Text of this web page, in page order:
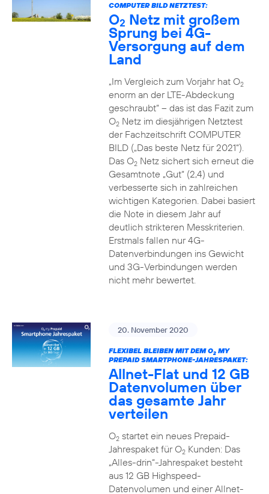
COMPUTER BILD NETZTEST:
O2 Netz mit großem
Sprung bei 4G-
Versorgung auf dem
Land
„Im Vergleich zum Vorjahr hat O2
enorm an der LTE-Abdeckung
geschraubt“ – das ist das Fazit zum
O2Netz im diesjährigen Netztest
der Fachzeitschrift COMPUTER
BILD („Das beste Netz für 2021“).
Das O2Netz sichert sich erneut die
Gesamtnote „Gut“ (2,4) und
verbesserte sich in zahlreichen
wichtigen Kategorien. Dabei basiert
die Note in diesem Jahr auf
deutlich strikteren Messkriterien.
Erstmals fallen nur 4G-
Datenverbindungen ins Gewicht
und 3G-Verbindungen werden
nicht mehr bewertet.
20. November 2020
FLEXIBEL BLEIBEN MIT DEM O2MY
PREPAID SMARTPHONE-JAHRESPAKET:
Allnet-Flat und 12 GB
Datenvolumen über
das gesamte Jahr
verteilen
O2startet ein neues Prepaid-
Jahrespaket für O2Kunden: Das
„Alles-drin“-Jahrespaket besteht
aus 12 GB Highspeed-
Datenvolumen und einer Allnet-